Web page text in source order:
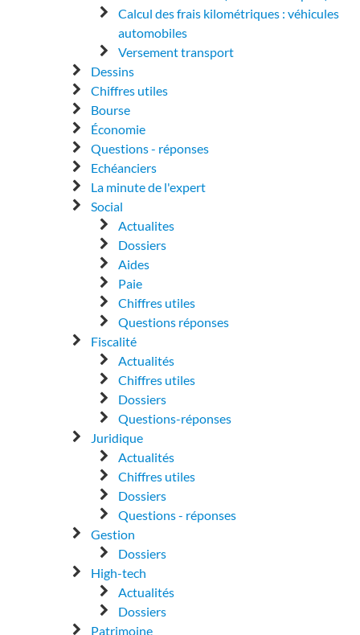
Calcul des frais kilométriques : véhicules
automobiles
Versement transport
Dessins
Chiffres utiles
Bourse
Économie
Questions - réponses
Echéanciers
La minute de l'expert
Social
Actualites
Dossiers
Aides
Paie
Chiffres utiles
Questions réponses
Fiscalité
Actualités
Chiffres utiles
Dossiers
Questions-réponses
Juridique
Actualités
Chiffres utiles
Dossiers
Questions - réponses
Gestion
Dossiers
High-tech
Actualités
Dossiers
Patrimoine